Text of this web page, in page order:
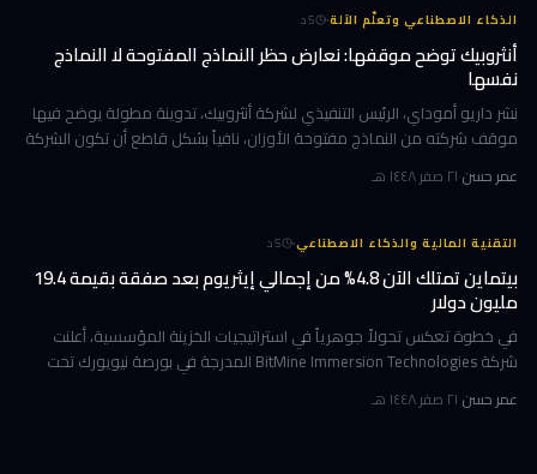
الذكاء الاصطناعي وتعلّم الآلة·
5د
أنثروبيك توضح موقفها: نعارض حظر النماذج المفتوحة لا النماذج
نفسها
نشر داريو أموداي، الرئيس التنفيذي لشركة أنثروبيك، تدوينة مطولة يوضح فيها
موقف شركته من النماذج مفتوحة الأوزان، نافياً بشكل قاطع أن تكون الشركة
عمر حسن·٢١ صفر ١٤٤٨ هـ
التقنية المالية والذكاء الاصطناعي·
5د
بيتماين تمتلك الآن 4.8% من إجمالي إيثريوم بعد صفقة بقيمة 19.4
مليون دولار
في خطوة تعكس تحولاً جوهرياً في استراتيجيات الخزينة المؤسسية، أعلنت
شركة BitMine Immersion Technologies المدرجة في بورصة نيويورك تحت
عمر حسن·٢١ صفر ١٤٤٨ هـ